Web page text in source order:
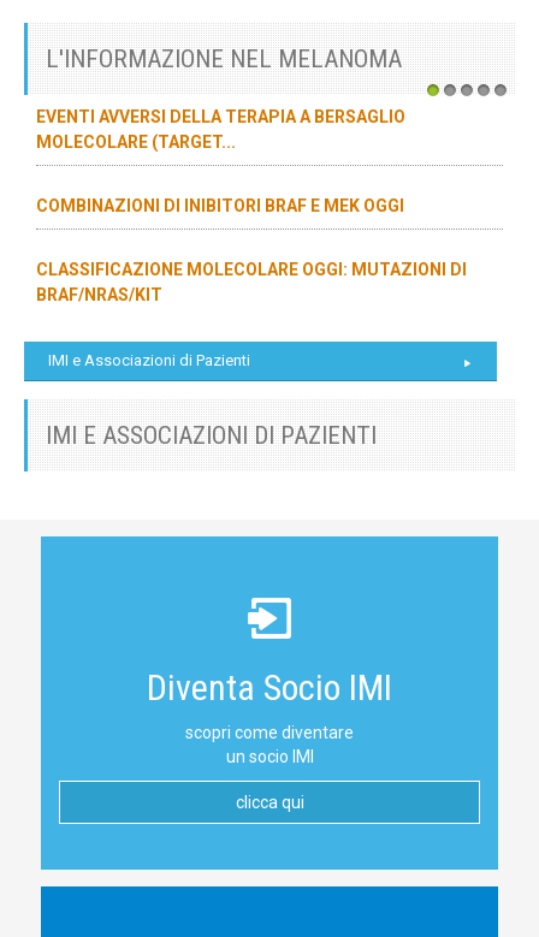
L'INFORMAZIONE NEL MELANOMA
EVENTI AVVERSI DELLA TERAPIA A BERSAGLIO
MOLECOLARE (TARGET...
COMBINAZIONI DI INIBITORI BRAF E MEK OGGI
CLASSIFICAZIONE MOLECOLARE OGGI: MUTAZIONI DI
BRAF/NRAS/KIT
IMI e Associazioni di Pazienti
IMI E ASSOCIAZIONI DI PAZIENTI
Diventa Socio IMI
scopri come diventare
un socio IMI
clicca qui